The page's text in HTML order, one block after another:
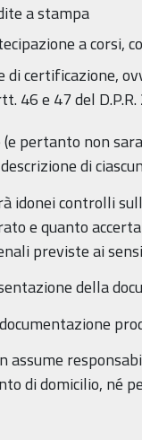
a stampa
a corsi,
certificazione,
46 e 47 del
pertanto non
di
idonei controlli
e quanto
previste ai
della
assume
di domicilio, né